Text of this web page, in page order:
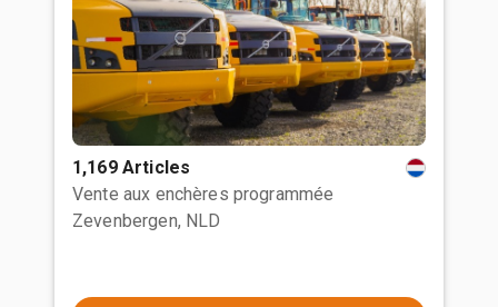
1,169 Articles
Vente aux enchères programmée
Zevenbergen, NLD